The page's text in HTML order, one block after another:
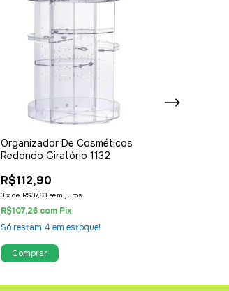
Organizador De Cosméticos
Redondo Giratório 1132
R$112,90
3 xde R$37,63 sem juros
R$107,26 com Pix
Só restam 4 em estoque!